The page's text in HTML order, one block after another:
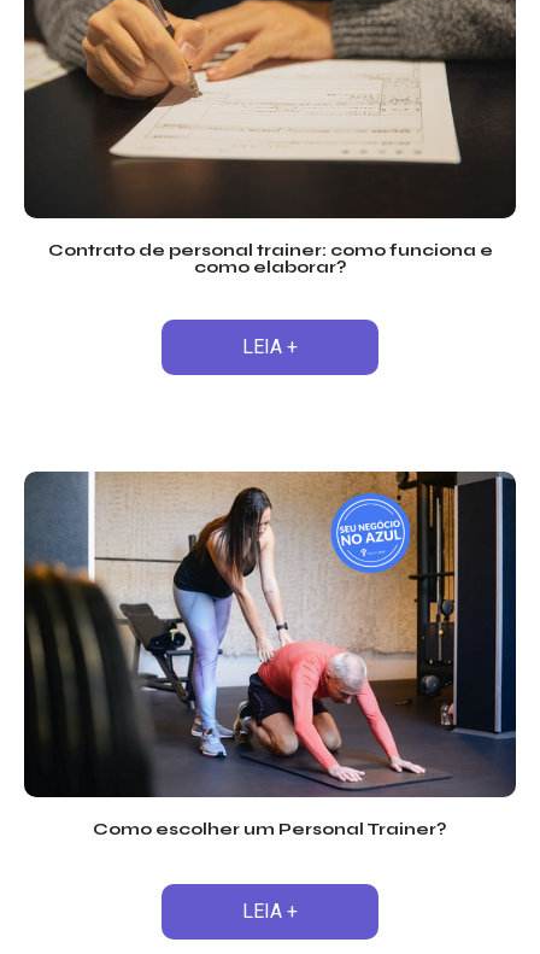
Contrato de personal trainer: como funciona e
como elaborar?
LEIA +
Como escolher um Personal Trainer?
LEIA +